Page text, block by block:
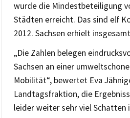
wurde die Mindestbeteiligung
Städten erreicht. Das sind elf
2012. Sachsen erhielt
„Die Zahlen belegen
Sachsen an einer
Mobilität“, bewertet Eva
Landtagsfraktion, die
leider weiter sehr viel Schatten